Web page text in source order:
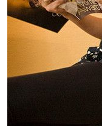
PUBLIKATIONEN
TERMINE &